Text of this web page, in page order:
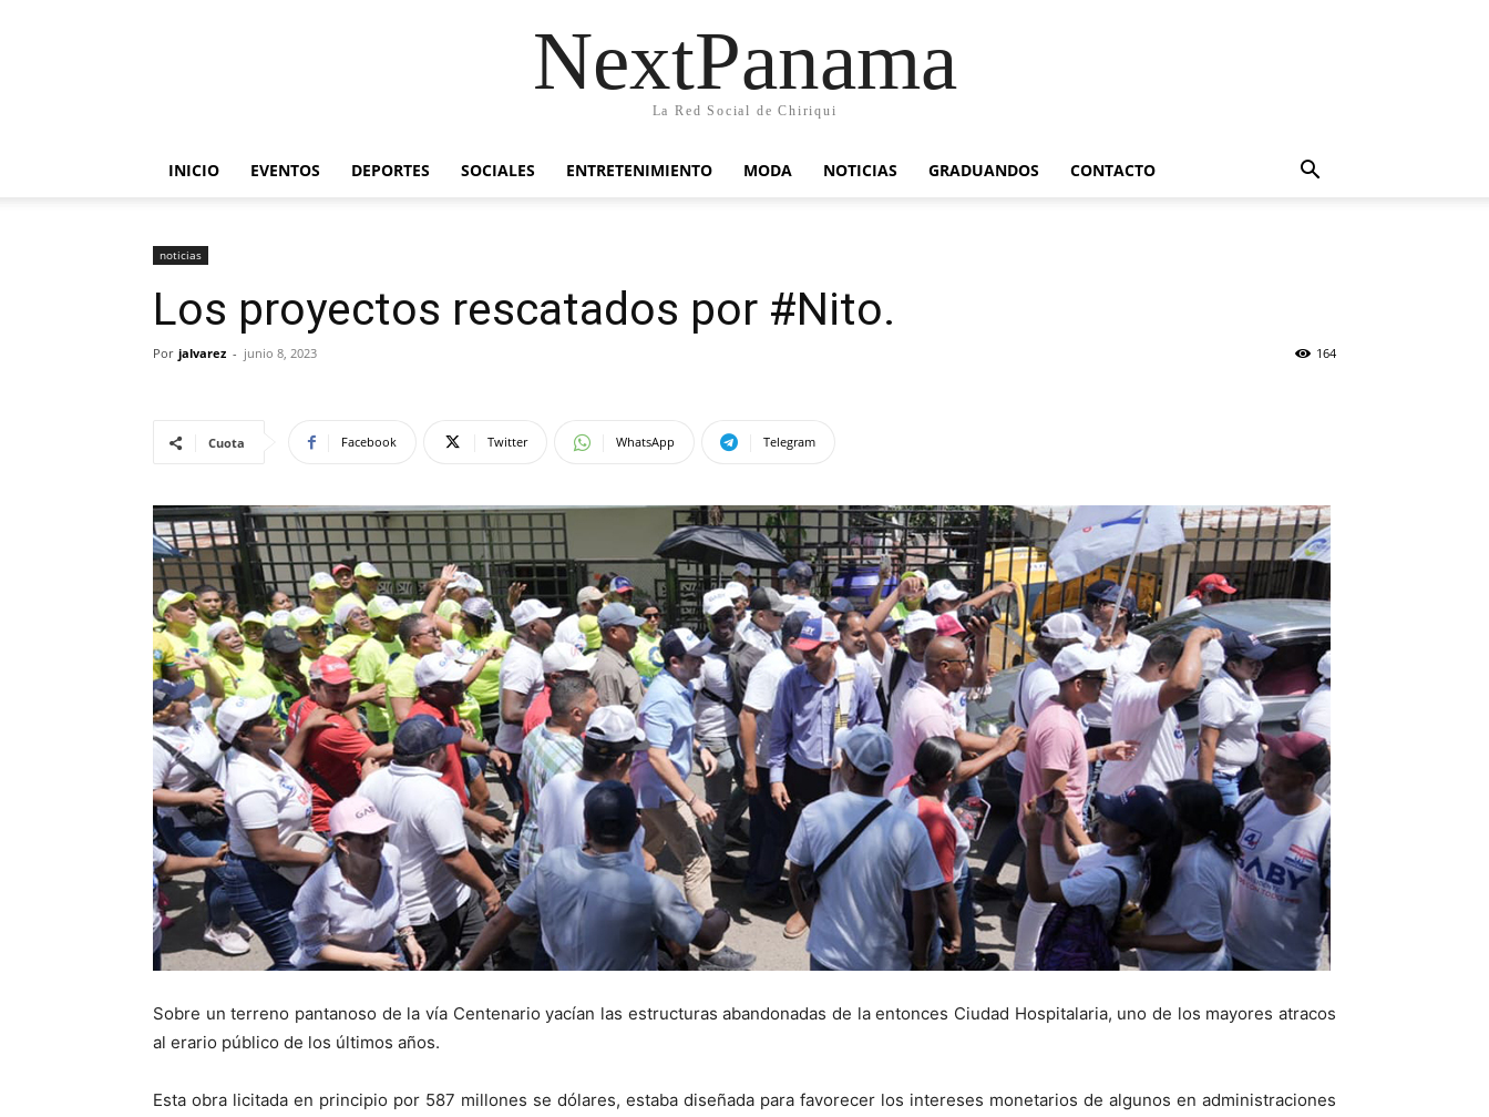
NextPanama
La Red Social de Chiriqui
INICIO EVENTOS DEPORTES SOCIALES ENTRETENIMIENTO MODA NOTICIAS GRADUANDOS CONTACTO
noticias
Los proyectos rescatados por #Nito.
Por jalvarez - junio 8, 2023 164
Cuota Facebook Twitter WhatsApp Telegram
Sobre un terreno pantanoso de la vía Centenario yacían las estructuras abandonadas de la entonces Ciudad Hospitalaria, uno de los mayores atracos
al erario público de los últimos años.
Esta obra licitada en principio por 587 millones se dólares, estaba diseñada para favorecer los intereses monetarios de algunos en administraciones